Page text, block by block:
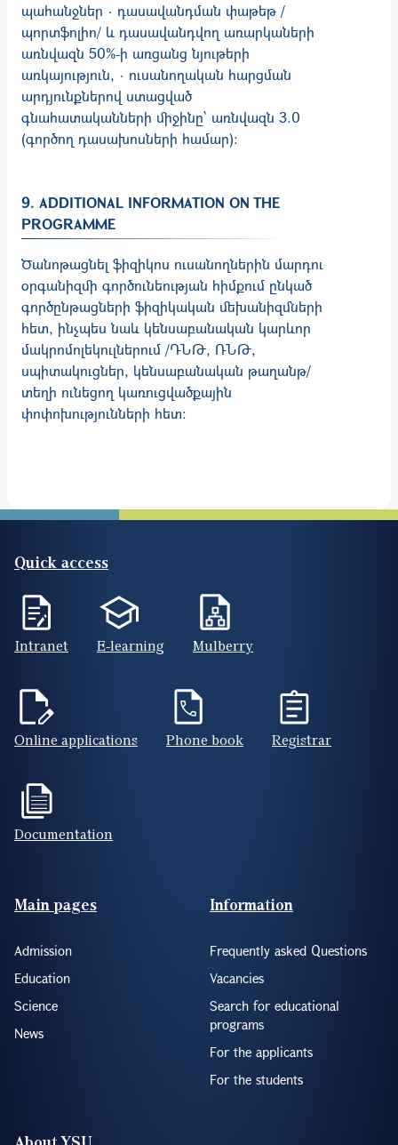
պահանջներ · դասավանդման փաթեթ /
պորտֆոլիո/ և դասավանդվող առարկաների
առնվազն 50%-ի առցանց նյութերի
առկայություն, · ուսանողական հարցման
արդյունքներով ստացված
գնահատականների միջինը՝ առնվազն 3.0
(գործող դասախոսների համար)։
9. ADDITIONAL INFORMATION ON THE
PROGRAMME
Ծանոթացնել ֆիզիկոս ուսանողներին մարդու
օրգանիզմի գործունեության հիմքում ընկած
գործընթացների ֆիզիկական մեխանիզմների
հետ, ինչպես նաև կենսաբանական կարևոր
մակրոմոլեկուլներում /ԴՆԹ, ՌՆԹ,
սպիտակուցներ, կենսաբանական թաղանթ/
տեղի ունեցող կառուցվածքային
փոփոխությունների հետ։
Quick access
Intranet E-learning Mulberry
Online applications Phone book Registrar
Documentation
Footer(ENG)
Main pages
Admission
Education
Science
News
Information
Frequently asked Questions
Vacancies
Search for educational
programs
For the applicants
For the students